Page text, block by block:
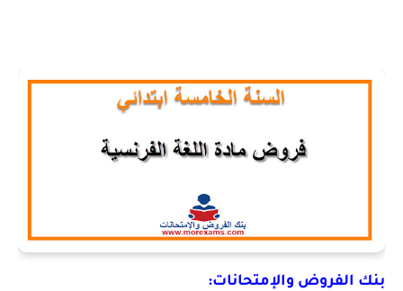
بنك الفروض والإمتحانات: